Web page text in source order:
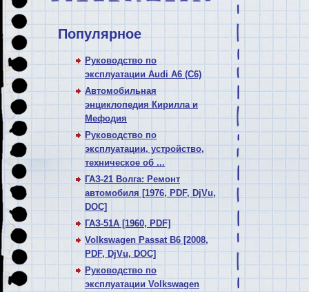
Популярное
Руководство по
эксплуатации Audi A6 (C6)
Автомобильная
энциклопедия Кирилла и
Мефодия
Руководство по
эксплуатации, устройство,
техническое об ...
ГАЗ-21 Волга: Ремонт
автомобиля [1976, PDF, DjVu,
DOC]
ГАЗ-51А [1960, PDF]
Volkswagen Passat В6 [2008,
PDF, DjVu, DOC]
Руководство по
эксплуатации Volkswagen